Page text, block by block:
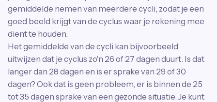
gemiddelde nemen van meerdere cycli, zodat je een
goed beeld krijgt van de cyclus waar je rekening mee
dient te houden.
Het gemiddelde van de cycli kan bijvoorbeeld
uitwijzen dat je cyclus zo'n 26 of 27 dagen duurt. Is dat
langer dan 28 dagen en is er sprake van 29 of 30
dagen? Ook dat is geen probleem, er is binnen de 25
tot 35 dagen sprake van een gezonde situatie. Je kunt